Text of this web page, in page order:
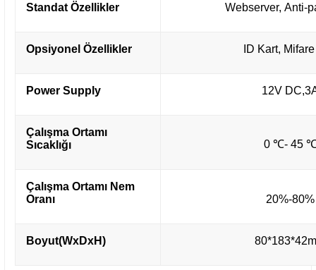
Standat Özellikler Webserver, Anti-
Opsiyonel Özellikler ID Kart,
Power Supply 12V
Çalışma Ortamı
Sıcaklığı
0 ℃- 45
Çalışma Ortamı Nem
Oranı
20%-80%
Boyut(WxDxH)